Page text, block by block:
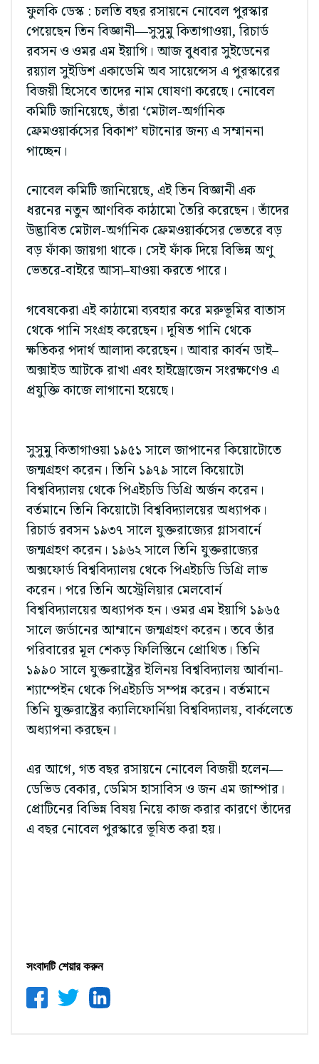
ফুলকি ডেস্ক : চলতি বছর রসায়নে নোবেল পুরস্কার
পেয়েছেন তিন বিজ্ঞানী—সুসুমু কিতাগাওয়া, রিচার্ড
রবসন ও ওমর এম ইয়াগি। আজ বুধবার সুইডেনের
রয়্যাল সুইডিশ একাডেমি অব সায়েন্সেস এ পুরস্কারের
বিজয়ী হিসেবে তাদের নাম ঘোষণা করেছে। নোবেল
কমিটি জানিয়েছে, তাঁরা ‘মেটাল-অর্গানিক
ফ্রেমওয়ার্কসের বিকাশ’ ঘটানোর জন্য এ সম্মাননা
পাচ্ছেন।
নোবেল কমিটি জানিয়েছে, এই তিন বিজ্ঞানী এক
ধরনের নতুন আণবিক কাঠামো তৈরি করেছেন। তাঁদের
উদ্ভাবিত মেটাল-অর্গানিক ফ্রেমওয়ার্কসের ভেতরে বড়
বড় ফাঁকা জায়গা থাকে। সেই ফাঁক দিয়ে বিভিন্ন অণু
ভেতরে-বাইরে আসা–যাওয়া করতে পারে।
গবেষকেরা এই কাঠামো ব্যবহার করে মরুভূমির বাতাস
থেকে পানি সংগ্রহ করেছেন। দূষিত পানি থেকে
ক্ষতিকর পদার্থ আলাদা করেছেন। আবার কার্বন ডাই–
অক্সাইড আটকে রাখা এবং হাইড্রোজেন সংরক্ষণেও এ
প্রযুক্তি কাজে লাগানো হয়েছে।
সুসুমু কিতাগাওয়া ১৯৫১ সালে জাপানের কিয়োটোতে
জন্মগ্রহণ করেন। তিনি ১৯৭৯ সালে কিয়োটো
বিশ্ববিদ্যালয় থেকে পিএইচডি ডিগ্রি অর্জন করেন।
বর্তমানে তিনি কিয়োটো বিশ্ববিদ্যালয়ের অধ্যাপক।
রিচার্ড রবসন ১৯৩৭ সালে যুক্তরাজ্যের গ্লাসবার্নে
জন্মগ্রহণ করেন। ১৯৬২ সালে তিনি যুক্তরাজ্যের
অক্সফোর্ড বিশ্ববিদ্যালয় থেকে পিএইচডি ডিগ্রি লাভ
করেন। পরে তিনি অস্ট্রেলিয়ার মেলবোর্ন
বিশ্ববিদ্যালয়ের অধ্যাপক হন। ওমর এম ইয়াগি ১৯৬৫
সালে জর্ডানের আম্মানে জন্মগ্রহণ করেন। তবে তাঁর
পরিবারের মূল শেকড় ফিলিস্তিনে প্রোথিত। তিনি
১৯৯০ সালে যুক্তরাষ্ট্রের ইলিনয় বিশ্ববিদ্যালয় আর্বানা-
শ্যাম্পেইন থেকে পিএইচডি সম্পন্ন করেন। বর্তমানে
তিনি যুক্তরাষ্ট্রের ক্যালিফোর্নিয়া বিশ্ববিদ্যালয়, বার্কলেতে
অধ্যাপনা করছেন।
এর আগে, গত বছর রসায়নে নোবেল বিজয়ী হলেন—
ডেভিড বেকার, ডেমিস হাসাবিস ও জন এম জাম্পার।
প্রোটিনের বিভিন্ন বিষয় নিয়ে কাজ করার কারণে তাঁদের
এ বছর নোবেল পুরস্কারে ভূষিত করা হয়।
সংবাদটি শেয়ার করুন